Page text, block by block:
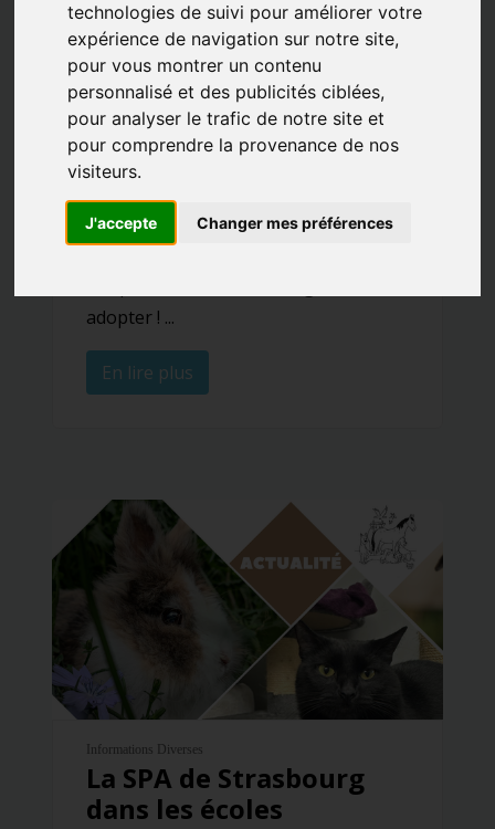
technologies de suivi pour améliorer votre
expérience de navigation sur notre site,
pour vous montrer un contenu
personnalisé et des publicités ciblées,
pour analyser le trafic de notre site et
pour comprendre la provenance de nos
visiteurs.
J'accepte Changer mes préférences
Informations Diverses
Fortes chaleurs
20/06/2025 | Posté par Catherine | Mots clés:Canicule
Chaleur Conseils
adopter ! ...
En lire plus
Informations Diverses
La SPA de Strasbourg
dans les écoles